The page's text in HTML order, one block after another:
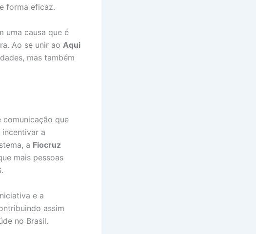
forma eficaz.
uma causa que é
Ao se unir ao Aqui
mas também
que
a
a Fiocruz
mais pessoas
e a
assim
no Brasil.